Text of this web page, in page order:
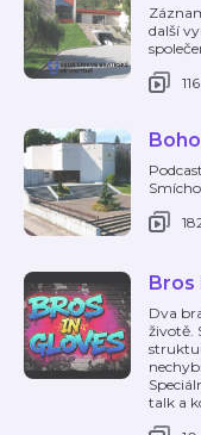
další
Bros
Dva
životě.
talk a